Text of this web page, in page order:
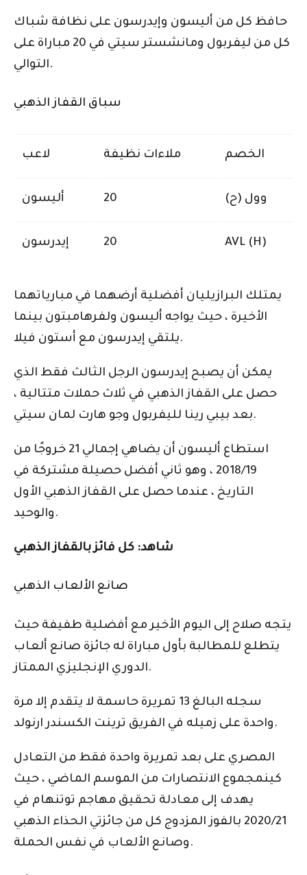
حافظ كل من أليسون وإيدرسون على نظافة شباك
كل من ليفربول ومانشستر سيتي في 20 مباراة على
التوالي.
سباق القفاز الذهبي
لاعب ملاءات نظيفة الخصم
أليسون 20 وول (ح)
إيدرسون 20 AVL (H)
يمتلك البرازيليان أفضلية أرضهما في مبارياتهما
الأخيرة ، حيث يواجه أليسون ولفرهامبتون بينما
يلتقي إيدرسون مع أستون فيلا.
يمكن أن يصبح إيدرسون الرجل الثالث فقط الذي
حصل على القفاز الذهبي في ثلاث حملات متتالية ،
بعد بيبي رينا لليفربول وجو هارت لمان سيتي.
استطاع أليسون أن يضاهي إجمالي 21 خروجًا من
2018/19 ، وهو ثاني أفضل حصيلة مشتركة في
التاريخ ، عندما حصل على القفاز الذهبي الأول
والوحيد.
شاهد: كل فائز بالقفاز الذهبي
صانع الألعاب الذهبي
يتجه صلاح إلى اليوم الأخير مع أفضلية طفيفة حيث
يتطلع للمطالبة بأول مباراة له جائزة صانع ألعاب
الدوري الإنجليزي الممتاز.
سجله البالغ 13 تمريرة حاسمة لا يتقدم إلا مرة
واحدة على زميله في الفريق ترينت الكسندر ارنولد .
المصري على بعد تمريرة واحدة فقط من التعادل
كينمجموع الانتصارات من الموسم الماضي ، حيث
يهدف إلى معادلة تحقيق مهاجم توتنهام في
2020/21 بالفوز المزدوج
كل من جائزتي الحذاء الذهبي
وصانع الألعاب في نفس الحملة.